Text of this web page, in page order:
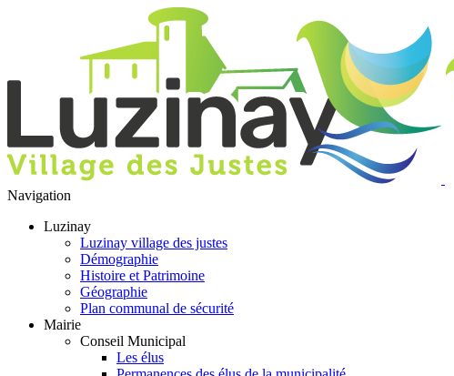
Navigation
Luzinay
Luzinay village des justes
Démographie
Histoire et Patrimoine
Géographie
Plan communal de sécurité
Mairie
Conseil Municipal
Les élus